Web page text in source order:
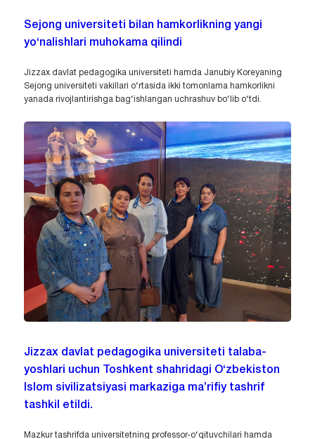
Sejong universiteti bilan hamkorlikning yangi
yo‘nalishlari muhokama qilindi
Jizzax davlat pedagogika universiteti hamda Janubiy Koreyaning
Sejong universiteti vakillari o‘rtasida ikki tomonlama hamkorlikni
yanada rivojlantirishga bag‘ishlangan uchrashuv bo‘lib o‘tdi.
Jizzax davlat pedagogika universiteti talaba-
yoshlari uchun Toshkent shahridagi O‘zbekiston
Islom sivilizatsiyasi markaziga ma’rifiy tashrif
tashkil etildi.
Mazkur tashrifda universitetning professor-o‘qituvchilari hamda